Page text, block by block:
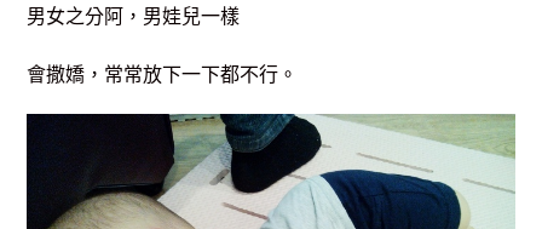
男女之分阿，男娃兒一樣
會撒嬌，常常放下一下都不行。